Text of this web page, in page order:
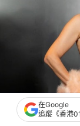
在Google
追蹤《香港